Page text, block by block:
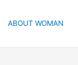
ABOUT WOMAN